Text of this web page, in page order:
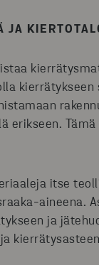
JA
erikseen.
itse
aineena.
ja